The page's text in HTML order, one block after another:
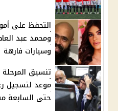
التحفظ على
ومحمد عبد
وسيارات فارهة
موعد لتسجيل
حتى السابعة